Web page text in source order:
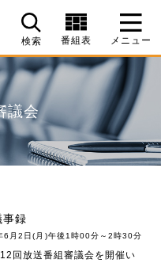
検索 番組表 メニュー
議会
録
6月2日(月)午後1時00分～2時30分
回放送番組審議会を開催い